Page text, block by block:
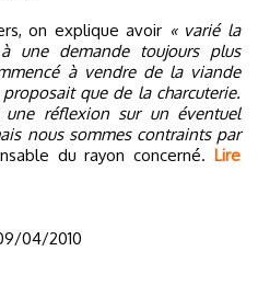
on explique avoir « varié la
une demande toujours plus
à vendre de la viande
que de la charcuterie.
une réflexion sur un éventuel
nous sommes contraints par
du rayon concerné.Lire
04/2010